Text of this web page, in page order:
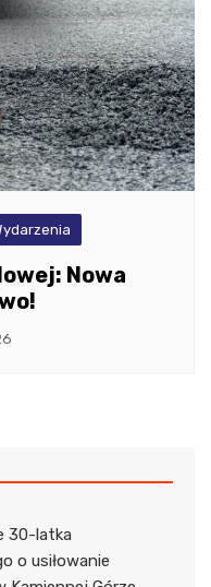
Nowa
30-latka
o usiłowanie